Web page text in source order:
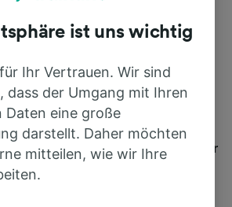
Fernbussen von London nach
Dann sind Sie hier richtig.
starten Sie einfach oben
vergleichen Fahrtzeiten und
Busreisen miteinander.
geht – starten Sie mit uns.
für Verbindungen von mehr
ist uns wichtig
Ihr Vertrauen. Wir sind
dass der Umgang mit Ihren
Daten eine große
darstellt. Daher möchten
mitteilen, wie wir Ihre